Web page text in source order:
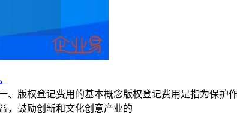
、版权登记费用的基本概念版权登记费用是指为保
，鼓励创新和文化创意产业的